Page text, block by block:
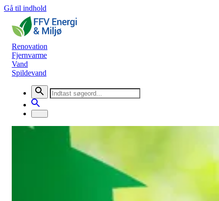
Gå til indhold
Renovation
Fjernvarme
Vand
Spildevand
Nyheder
Fjernvarmen kommer til Faaborg!